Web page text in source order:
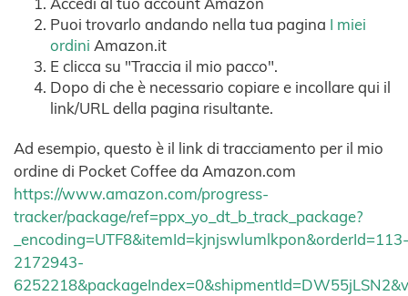
Puoi trovarlo andando nella tua pagina I miei
ordini Amazon.it
E clicca su "Traccia il mio pacco".
Dopo di che è necessario copiare e incollare qui il
link/URL della pagina risultante.
Ad esempio, questo è il link di tracciamento per il mio
ordine di Pocket Coffee da Amazon.com
https://www.amazon.com/progress-
tracker/package/ref=ppx_yo_dt_b_track_package?
_encoding=UTF8&itemId=kjnjswlumlkpon&orderId=113-
2172943-